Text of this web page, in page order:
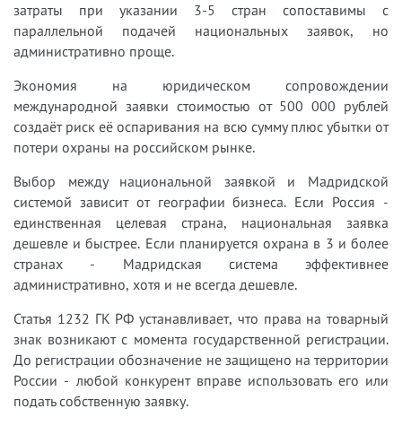
затраты при указании 3-5 стран сопоставимы с
параллельной подачей национальных заявок, но
административно проще.
Экономия на юридическом сопровождении
международной заявки стоимостью от 500 000 рублей
создаёт риск её оспаривания на всю сумму плюс убытки от
потери охраны на российском рынке.
Выбор между национальной заявкой и Мадридской
системой зависит от географии бизнеса. Если Россия -
единственная целевая страна, национальная заявка
дешевле и быстрее. Если планируется охрана в 3 и более
странах - Мадридская система эффективнее
административно, хотя и не всегда дешевле.
Статья 1232 ГК РФ устанавливает, что права на товарный
знак возникают с момента государственной регистрации.
До регистрации обозначение не защищено на территории
России - любой конкурент вправе использовать его или
подать собственную заявку.